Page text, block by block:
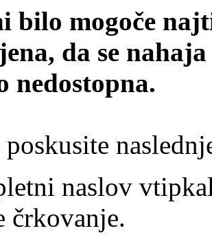
bilo mogoče
da se
nedostopna.
naslov
črkovanje.